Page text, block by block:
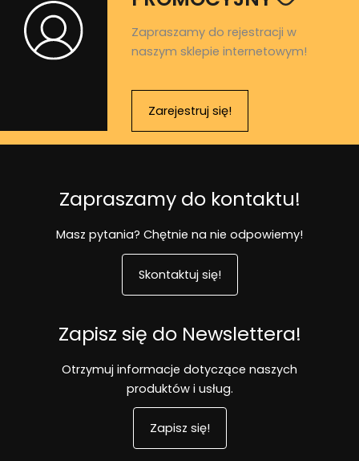
Zapraszamy do rejestracji w
naszym sklepie internetowym!
Zarejestruj się!
Zapraszamy do kontaktu!
Masz pytania? Chętnie na nie odpowiemy!
Skontaktuj się!
Zapisz się do Newslettera!
Otrzymuj informacje dotyczące naszych
produktów i usług.
Zapisz się!